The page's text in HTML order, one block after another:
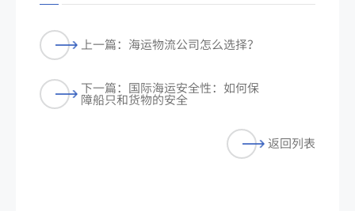
上一篇：海运物流公司怎么选择？
下一篇：国际海运安全性：如何保
障船只和货物的安全
返回列表